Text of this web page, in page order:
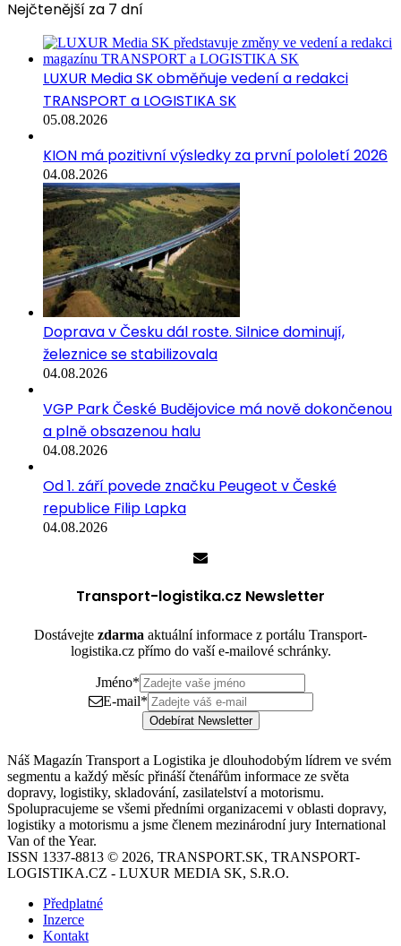
Nejčtenější za 7 dní
LUXUR Media SK obměňuje vedení a redakci
TRANSPORT a LOGISTIKA SK
05.08.2026
KION má pozitivní výsledky za první pololetí 2026
04.08.2026
Doprava v Česku dál roste. Silnice dominují,
železnice se stabilizovala
04.08.2026
VGP Park České Budějovice má nově dokončenou
a plně obsazenou halu
04.08.2026
Od 1. září povede značku Peugeot v České
republice Filip Lapka
04.08.2026
Transport-logistika.cz Newsletter
Dostávejte zdarma aktuální informace z portálu Transport-
logistika.cz přímo do vaší e-mailové schránky.
Jméno*
E-mail*
Odebírat Newsletter
Náš Magazín Transport a Logistika je dlouhodobým lídrem ve svém
segmentu a každý měsíc přináší čtenářům informace ze světa
dopravy, logistiky, skladování, zasilatelství a motorismu.
Spolupracujeme se všemi předními organizacemi v oblasti dopravy,
logistiky a motorismu a jsme členem mezinárodní jury International
Van of the Year.
ISSN 1337-8813 © 2026, TRANSPORT.SK, TRANSPORT-
LOGISTIKA.CZ - LUXUR MEDIA SK, S.R.O.
Předplatné
Inzerce
Kontakt